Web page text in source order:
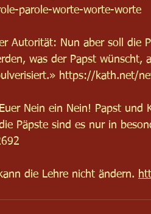
parole-worte-worte-worte
Autorität: Nun aber soll die
was der Papst wünscht,
https://kath.net/
Nein ein Nein! Papst und
Päpste sind es nur in
die Lehre nicht ändern.